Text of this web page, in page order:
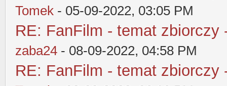
Tomek - 05-09-2022, 03:05 PM
RE: FanFilm - temat zbiorczy
zaba24 - 08-09-2022, 04:58 PM
RE: FanFilm - temat zbiorczy